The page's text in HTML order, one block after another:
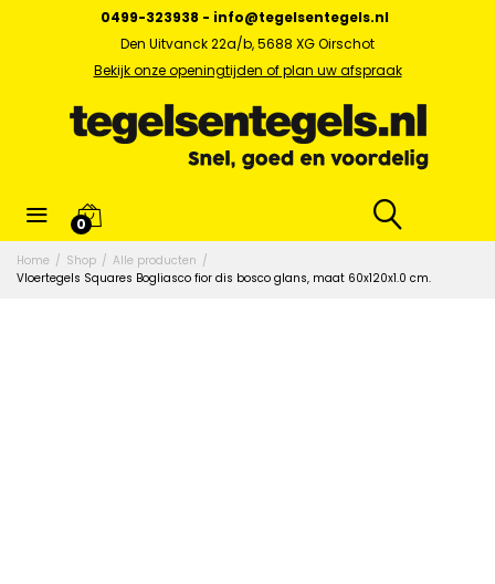
0499-323938 - info@tegelsentegels.nl
Den Uitvanck 22a/b, 5688 XG Oirschot
Bekijk onze openingtijden of plan uw afspraak
0
Home / Shop / Alle producten /
Vloertegels Squares Bogliasco fior dis bosco glans, maat 60x120x1.0 cm.